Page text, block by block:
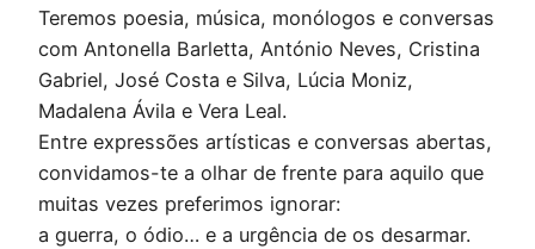
Teremos poesia, música, monólogos e conversas
com Antonella Barletta, António Neves, Cristina
Gabriel, José Costa e Silva, Lúcia Moniz,
Madalena Ávila e Vera Leal.
Entre expressões artísticas e conversas abertas,
convidamos-te a olhar de frente para aquilo que
muitas vezes preferimos ignorar:
a guerra, o ódio… e a urgência de os desarmar.